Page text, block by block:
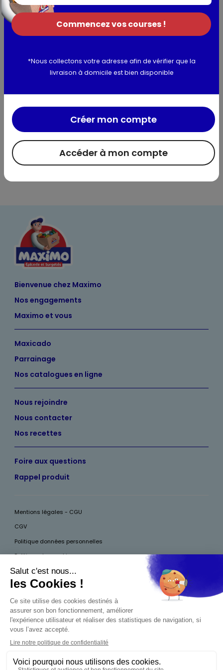
Utilisation et conservation
Peut contenir du LAIT et des FRUITS À COQUE. *Bilan
massique certifié Rainforest Alliance. www.ra.org/fr. Nestlé
achète une quantité de cacao certifié Rainforest Alliance
malt d'orge (orge, orge malté), farine d'orge malté
Valeurs nutritionnelles
Informations complémentaires
Bienvenue chez Maximo
Nos engagements
Maximo et vous
Maxicado
Parrainage
Nos catalogues en ligne
Nous rejoindre
Nous contacter
Nos recettes
Foire aux questions
Rappel produit
Mentions légales - CGU
CGV
Politique données personnelles
Politique des cookies
Accessibilité
Pour votre santé, mangez au moins cinq fruits et légumes par jour, plus
d’infos surwww.mangerbouger.fr
aux mineurs de moins de 18 ans
Commencez vos courses !
*Nous collectons votre adresse afin de vérifier que la
livraison à domicile est bien disponible
Accéder à mon compte
Créer mon compte